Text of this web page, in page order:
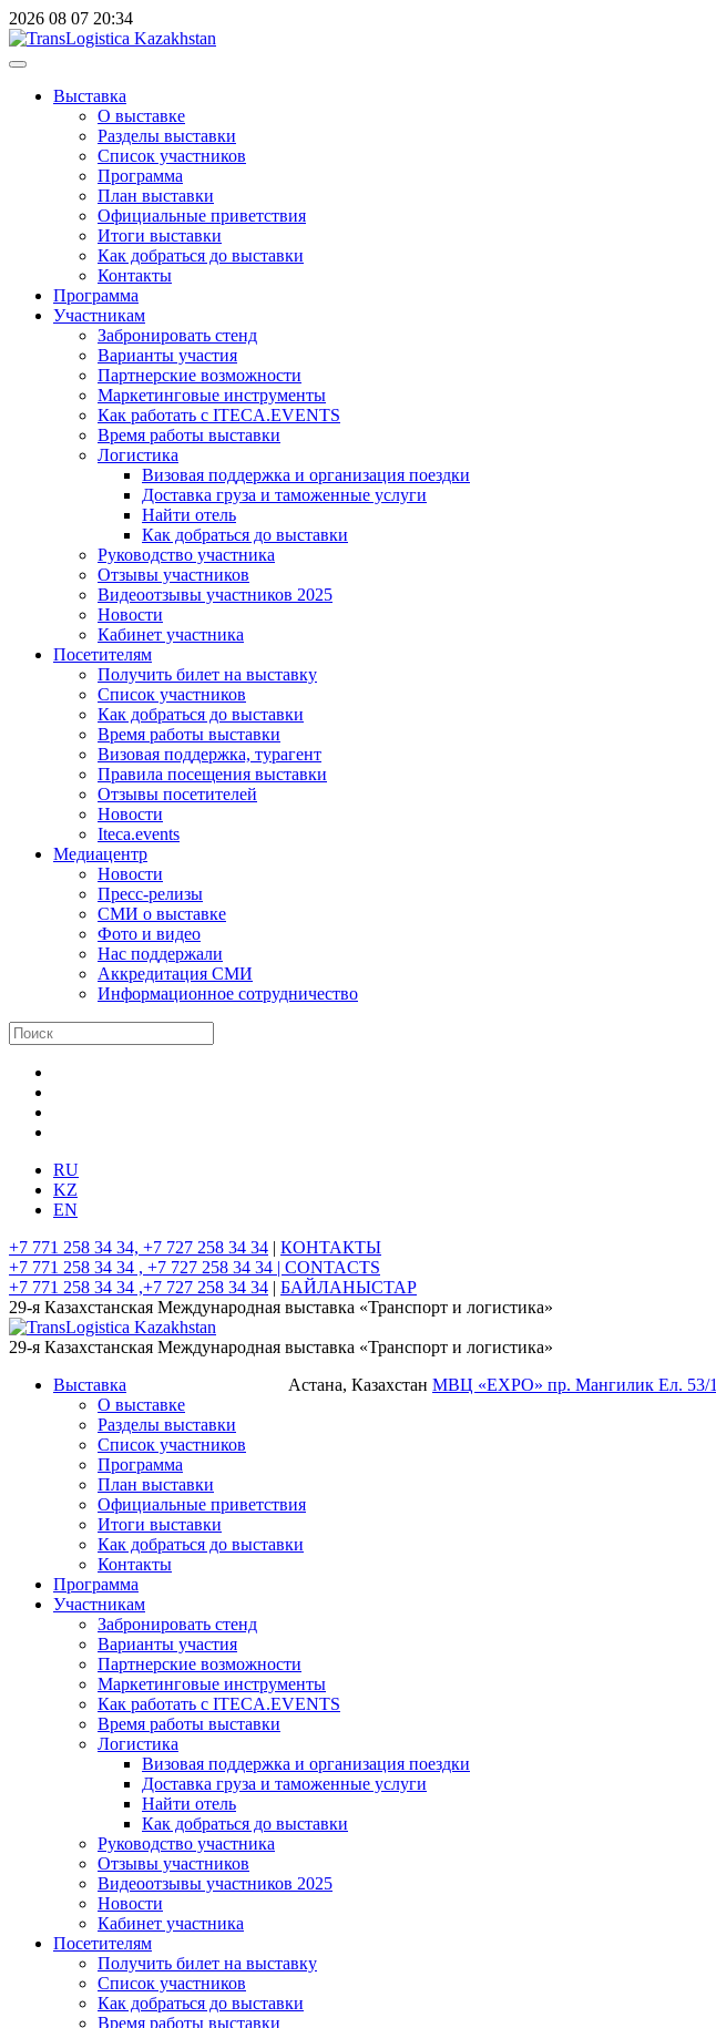
2026 08 07 20:34
Выставка
О выставке
Разделы выставки
Список участников
Программа
План выставки
Официальные приветствия
Итоги выставки
Как добраться до выставки
Контакты
Программа
Участникам
Забронировать стенд
Варианты участия
Партнерские возможности
Маркетинговые инструменты
Как работать с ITECA.EVENTS
Время работы выставки
Логистика
Визовая поддержка и организация поездки
Доставка груза и таможенные услуги
Найти отель
Как добраться до выставки
Руководство участника
Отзывы участников
Видеоотзывы участников 2025
Новости
Кабинет участника
Посетителям
Получить билет на выставку
Список участников
Как добраться до выставки
Время работы выставки
Визовая поддержка, турагент
Правила посещения выставки
Отзывы посетителей
Новости
Iteca.events
Медиацентр
Новости
Пресс-релизы
СМИ о выставке
Фото и видео
Нас поддержали
Аккредитация СМИ
Информационное сотрудничество
RU
KZ
EN
+7 771 258 34 34, +7 727 258 34 34 | КОНТАКТЫ
+7 771 258 34 34 , +7 727 258 34 34 | CONTACTS
+7 771 258 34 34 ,+7 727 258 34 34 | БАЙЛАНЫСТАР
29-я Казахстанская Международная выставка «Транспорт и логистика»
29-я Казахстанская Международная выставка «Транспорт и логистика»
Астана, Казахстан МВЦ «EXPO» пр. Мангилик Ел. 53/1
Выставка
О выставке
Разделы выставки
Список участников
Программа
План выставки
Официальные приветствия
Итоги выставки
Как добраться до выставки
Контакты
Программа
Участникам
Забронировать стенд
Варианты участия
Партнерские возможности
Маркетинговые инструменты
Как работать с ITECA.EVENTS
Время работы выставки
Логистика
Визовая поддержка и организация поездки
Доставка груза и таможенные услуги
Найти отель
Как добраться до выставки
Руководство участника
Отзывы участников
Видеоотзывы участников 2025
Новости
Кабинет участника
Посетителям
Получить билет на выставку
Список участников
Как добраться до выставки
Время работы выставки